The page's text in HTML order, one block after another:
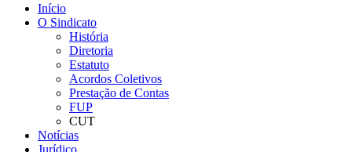
Início
O Sindicato
História
Diretoria
Estatuto
Acordos Coletivos
Prestação de Contas
FUP
CUT
Notícias
Jurídico